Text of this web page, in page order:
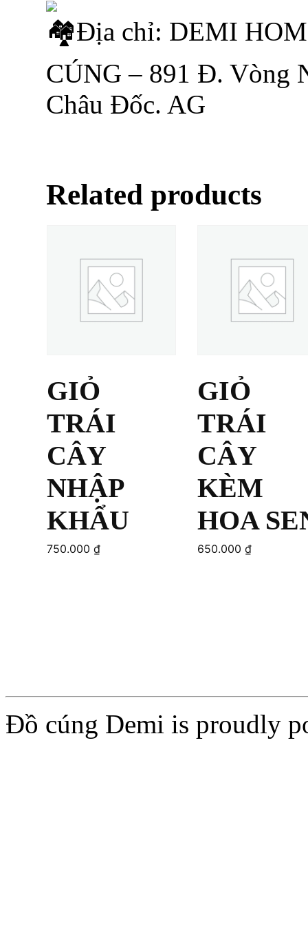
Địa chỉ: DEMI
CÚNG – 891 Đ. Vòng
Châu Đốc. AG
Related products
GIỎ
TRÁI
CÂY
NHẬP
KHẨU
750.000 ₫
GIỎ
TRÁI
CÂY
KÈM
HOA
650.000₫
Đồ cúng Demi is proudly